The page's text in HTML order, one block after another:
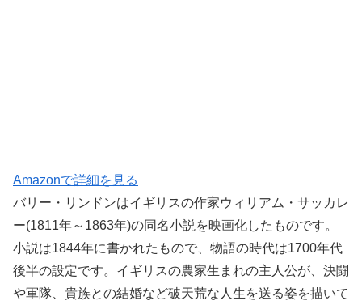
Amazonで詳細を見る
バリー・リンドンはイギリスの作家ウィリアム・サッカレ
ー(1811年～1863年)の同名小説を映画化したものです。
小説は1844年に書かれたもので、物語の時代は1700年代
後半の設定です。イギリスの農家生まれの主人公が、決闘
や軍隊、貴族との結婚など破天荒な人生を送る姿を描いて